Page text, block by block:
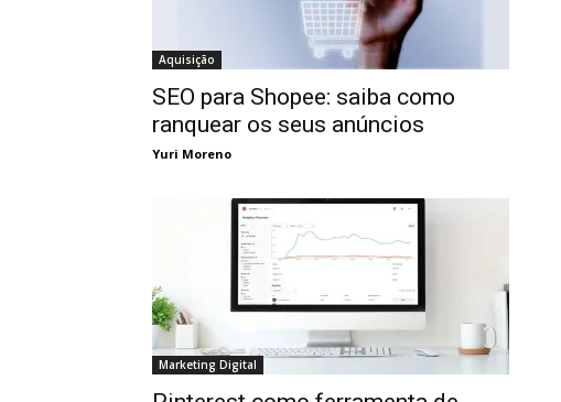
Aquisição
SEO para Shopee: saiba como
ranquear os seus anúncios
Yuri Moreno
Marketing Digital